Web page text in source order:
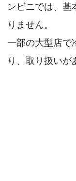
ンビニでは、基
りません。
一部の大型店で
り、取り扱いが